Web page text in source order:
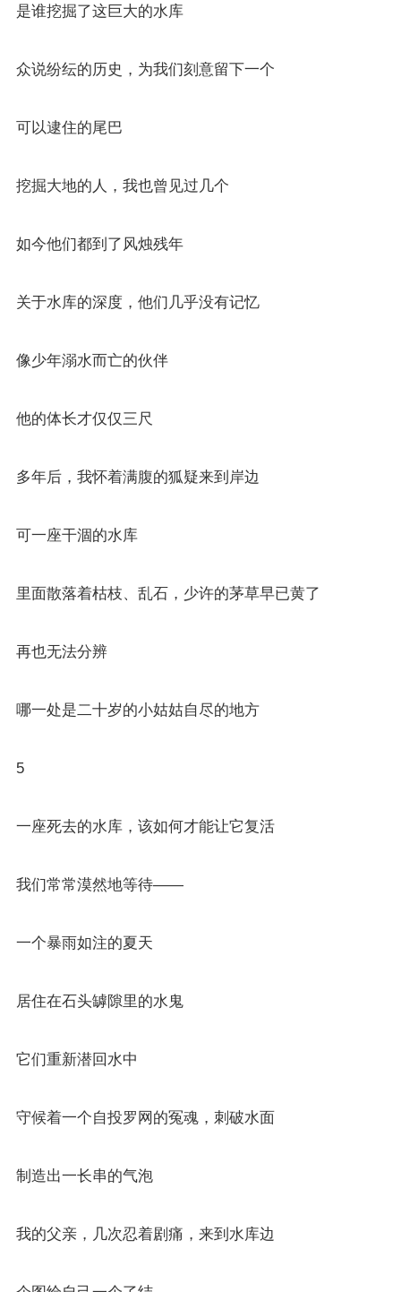
是谁挖掘了这巨大的水库
众说纷纭的历史，为我们刻意留下一个
可以逮住的尾巴
挖掘大地的人，我也曾见过几个
如今他们都到了风烛残年
关于水库的深度，他们几乎没有记忆
像少年溺水而亡的伙伴
他的体长才仅仅三尺
多年后，我怀着满腹的狐疑来到岸边
可一座干涸的水库
里面散落着枯枝、乱石，少许的茅草早已黄了
再也无法分辨
哪一处是二十岁的小姑姑自尽的地方
5
一座死去的水库，该如何才能让它复活
我们常常漠然地等待——
一个暴雨如注的夏天
居住在石头罅隙里的水鬼
它们重新潜回水中
守候着一个自投罗网的冤魂，刺破水面
制造出一长串的气泡
我的父亲，几次忍着剧痛，来到水库边